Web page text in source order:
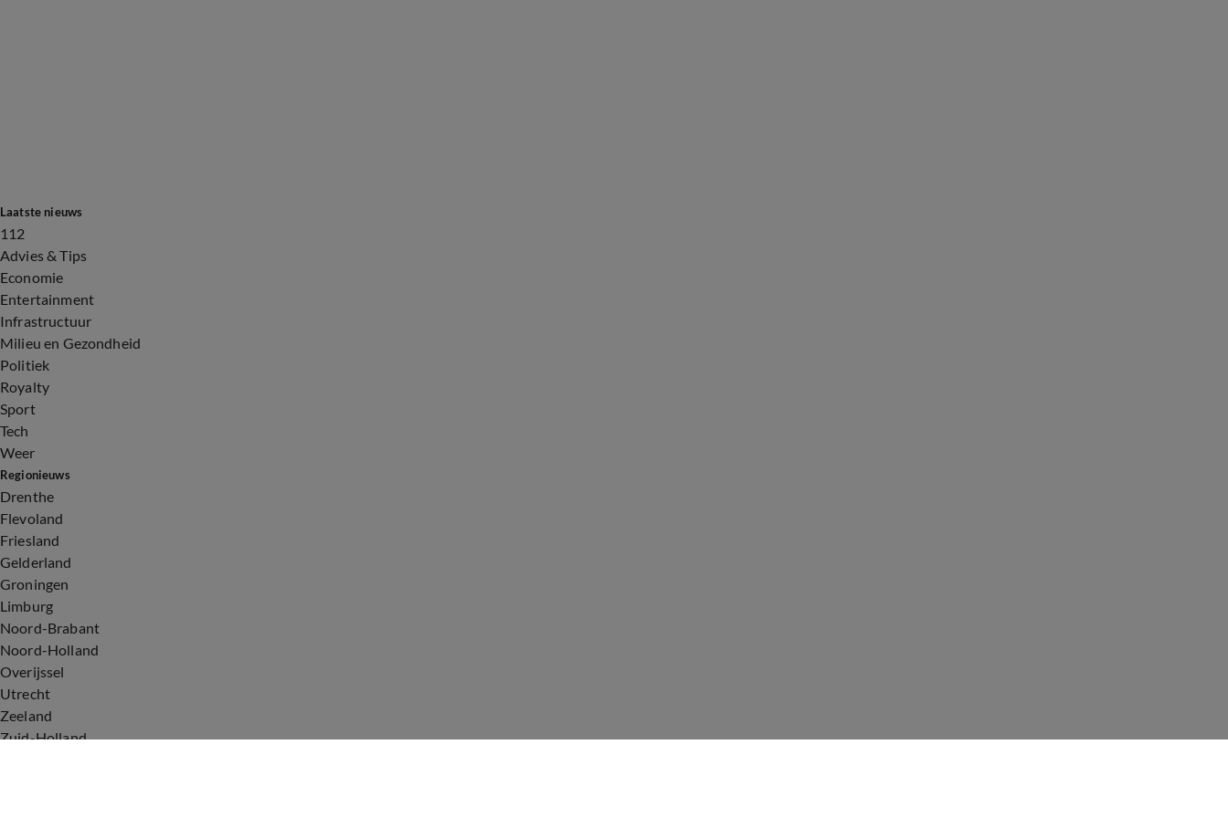
Laatste nieuws
112
Advies & Tips
Economie
Entertainment
Infrastructuur
Milieu en Gezondheid
Politiek
Royalty
Sport
Tech
Weer
Regionieuws
Drenthe
Flevoland
Friesland
Gelderland
Groningen
Limburg
Noord-Brabant
Noord-Holland
Overijssel
Utrecht
Zeeland
Zuid-Holland